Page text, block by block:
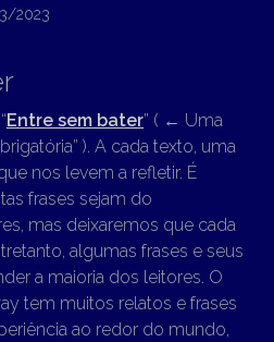
2023
Entre sem bater” ( ← Uma
). A cada texto, uma
nos levem a refletir. É
frases sejam do
mas deixaremos que cada
algumas frases e seus
a maioria dos leitores. O
tem muitos relatos e frases
ao redor do mundo,